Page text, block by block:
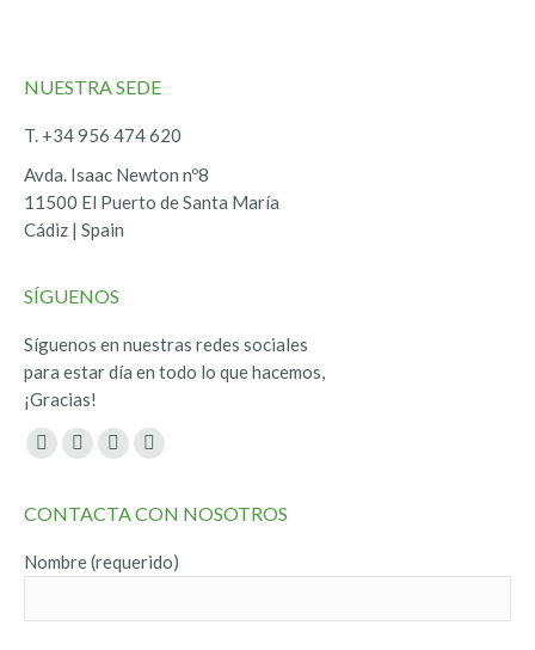
NUESTRA SEDE
T. +34 956 474 620
Avda. Isaac Newton nº8
11500 El Puerto de Santa María
Cádiz | Spain
SÍGUENOS
Síguenos en nuestras redes sociales
para estar día en todo lo que hacemos,
¡Gracias!
Encuéntranos en:
Facebook
opens
new
Twitter
opens
new
YouTube
opens
new
Instagram
opens
new
CONTACTA CON NOSOTROS
Nombre (requerido)